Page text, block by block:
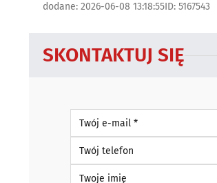
dodane: 2026-06-08 13:18:55ID: 5167543
SKONTAKTUJ SIĘ